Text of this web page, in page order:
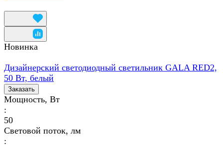
Новинка
Дизайнерский светодиодный светильник GALA RED2,
50 Вт, белый
Заказать
Мощность, Вт
:
50
Световой поток, лм
: